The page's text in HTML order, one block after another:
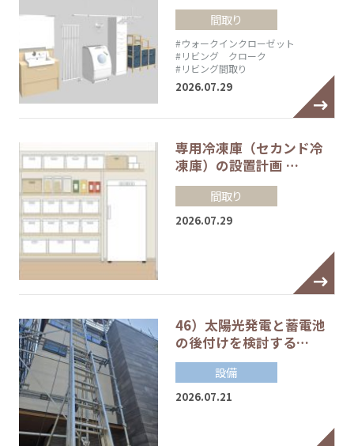
間取り
#ウォークインクローゼット
#リビング クローク
#リビング間取り
2026.07.29
専用冷凍庫（セカンド冷
凍庫）の設置計画 …
間取り
2026.07.29
46）太陽光発電と蓄電池
の後付けを検討する…
設備
2026.07.21